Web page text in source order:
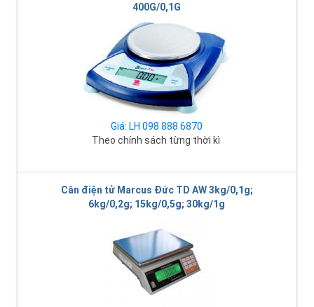
400G/0,1G
Giá: LH 098 888 6870
Theo chính sách từng thời kì
Cân điện tử Marcus Đức TD AW 3kg/0,1g;
6kg/0,2g; 15kg/0,5g; 30kg/1g